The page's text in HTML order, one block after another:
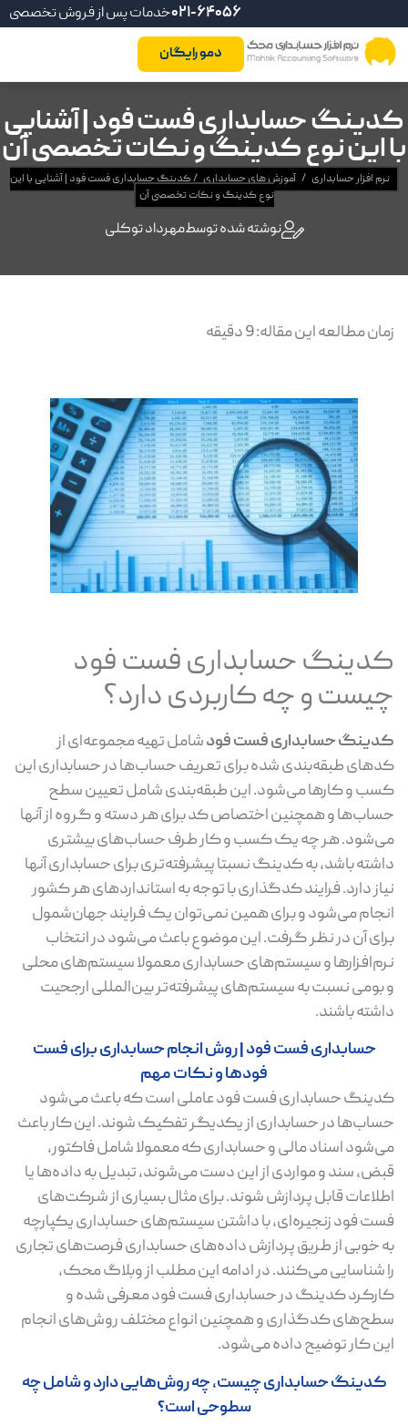
خدمات پس از فروش تخصصی021-64056
دمو رایگان
کدینگ حسابداری فست فود | آشنایی
با این نوع کدینگ و نکات تخصصی آن
نرم افزار حسابداری / آموزش های حسابداری /کدینگ حسابداری فست فود | آشنایی با این
نوع کدینگ و نکات تخصصی آن
نوشته شده توسطمهرداد توکلی
زمان مطالعه این مقاله:9دقیقه
کدینگ حسابداری فست فود
چیست و چه کاربردی دارد؟
کدینگ حسابداری فست فودشامل تهیه مجموعه‌ای از
کدهای طبقه‌بندی شده برای تعریف حساب‌ها در حسابداری این
کسب و کارها می‌شود. این طبقه‌بندی شامل تعیین سطح
حساب‌ها و همچنین اختصاص کد برای هر دسته و گروه از آنها
می‌شود. هر چه یک کسب و کار طرف حساب‌های بیشتری
داشته باشد، به کدینگ نسبتا پیشرفته‌تری برای حسابداری آنها
نیاز دارد. فرایند کدگذاری با توجه به استانداردهای هر کشور
انجام می‌شود و برای همین نمی‌توان یک فرایند جهان‌شمول
برای آن در نظر گرفت. این موضوع باعث می‌شود در انتخاب
نرم‌افزارها و سیستم‌های حسابداری معمولا سیستم‌های محلی
و بومی نسبت به سیستم‌های پیشرفته‌تر بین‌المللی ارجحیت
داشته باشند.
حسابداری فست فود | روش انجام حسابداری برای فست
فودها و نکات مهم
کدینگ حسابداری فست فود عاملی است که باعث می‌شود
حساب‌ها در حسابداری از یکدیگر تفکیک شوند. این کار باعث
می‌شود اسناد مالی و حسابداری که معمولا شامل فاکتور،
قبض، سند و مواردی از این دست می‌شوند، تبدیل به داده‌ها یا
اطلاعات قابل پردازش شوند. برای مثال بسیاری از شرکت‌های
فست فود زنجیره‌ای، با داشتن سیستم‌های حسابداری یکپارچه
به خوبی از طریق پردازش داده‌های حسابداری فرصت‌های تجاری
را شناسایی می‌کنند. در ادامه این مطلب از وبلاگ محک،
کارکرد کدینگ در حسابداری فست فود معرفی شده و
سطح‌های کدگذاری و همچنین انواع مختلف روش‌های انجام
این کار توضیح داده می‌شود.
کدینگ حسابداری چیست، چه روش‌هایی دارد و شامل چه
سطوحی است؟